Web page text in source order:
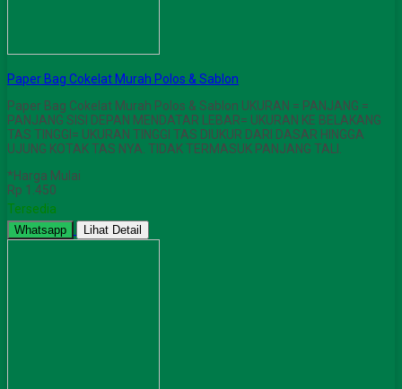
Paper Bag Cokelat Murah Polos & Sablon
Paper Bag Cokelat Murah Polos & Sablon UKURAN = PANJANG =
PANJANG SISI DEPAN MENDATAR LEBAR= UKURAN KE BELAKANG
TAS TINGGI= UKURAN TINGGI TAS DIUKUR DARI DASAR HINGGA
UJUNG KOTAK TAS NYA. TIDAK TERMASUK PANJANG TALI.
*Harga Mulai
Rp 1.450
Tersedia
Whatsapp Lihat Detail